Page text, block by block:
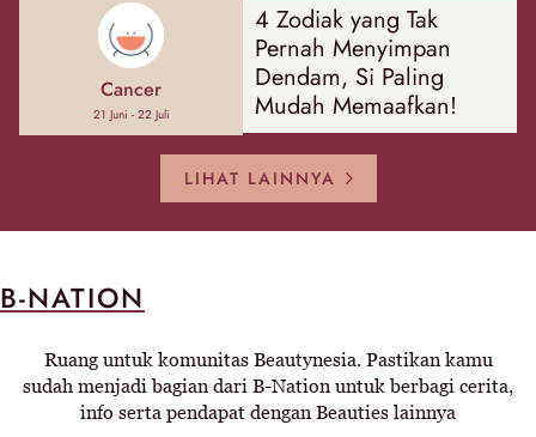
Cancer
21 Juni - 22 Juli
4 Zodiak yang Tak
Pernah Menyimpan
Dendam, Si Paling
Mudah Memaafkan!
LIHAT LAINNYA
B-NATION
Ruang untuk komunitas Beautynesia. Pastikan kamu
sudah menjadi bagian dari B-Nation untuk berbagi cerita,
info serta pendapat dengan Beauties lainnya